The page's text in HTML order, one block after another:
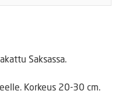
Saksassa.
Korkeus 20-30 cm.